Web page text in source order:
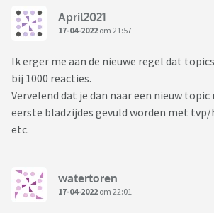
April2021
17-04-2022 om 21:57
Ik erger me aan de nieuwe regel dat
bij 1000 reacties.
Vervelend dat je dan naar een nieuw
eerste bladzijdes gevuld worden met
etc.
watertoren
17-04-2022 om 22:01